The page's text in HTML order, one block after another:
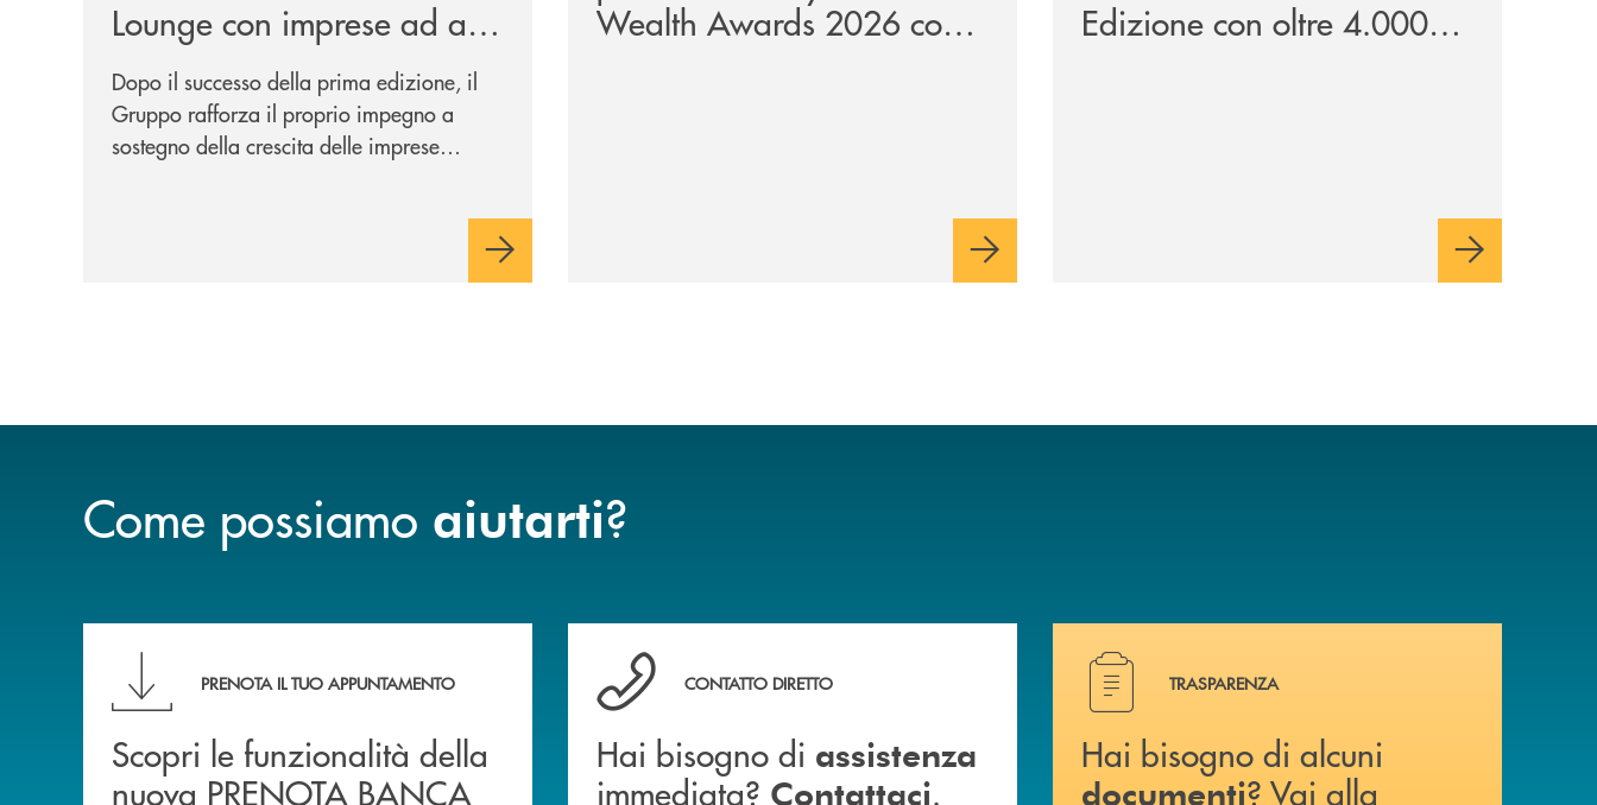
Lounge con imprese ad alto
potenziale
Dopo il successo della prima edizione, il
Gruppo rafforza il proprio impegno a
sostegno della crescita delle imprese
Wealth Awards 2026 come
Edizione con oltre 4.000
Come possiamo aiutarti?
PRENOTA IL TUO APPUNTAMENTO
Scopri le funzionalità della
nuova PRENOTA BANCA
Hai bisogno di assistenza immediata? Contattaci .
CONTATTO DIRETTO
Hai bisogno di assistenza
immediata? Contattaci.
Hai bisogno di alcuni documenti ? Vai alla pagina
TRASPARENZA
Hai bisogno di alcuni
documenti? Vai alla